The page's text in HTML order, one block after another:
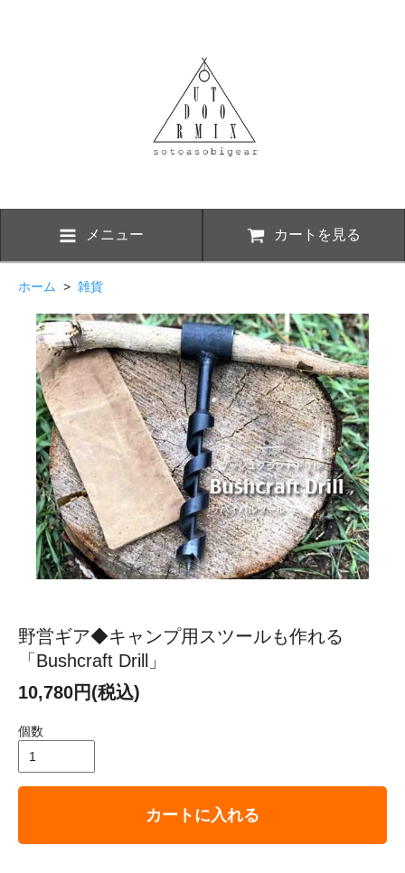
メニュー カートを見る
ホーム > 雑貨
野営ギア◆キャンプ用スツールも作れる
「Bushcraft Drill」
10,780円(税込)
個数
カートに入れる